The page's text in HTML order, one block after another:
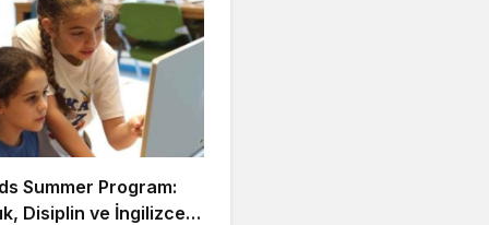
Summer Program:
Disiplin ve İngilizce